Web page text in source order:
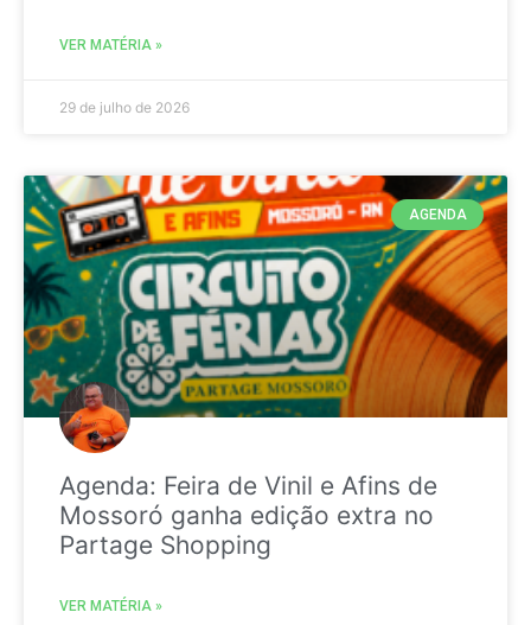
VER MATÉRIA »
29 de julho de 2026
AGENDA
Agenda: Feira de Vinil e Afins de
Mossoró ganha edição extra no
Partage Shopping
VER MATÉRIA »